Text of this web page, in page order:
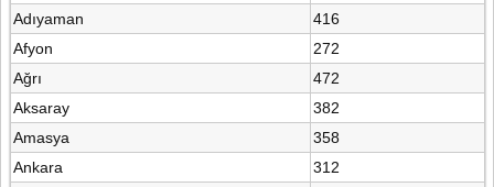
Adıyaman
416
Afyon
272
Ağrı
472
Aksaray
382
Amasya
358
Ankara
312